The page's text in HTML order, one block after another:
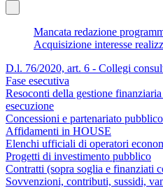
Mancata redazione
Acquisizione interesse
D.l. 76/2020, art. 6 - Collegi
Fase esecutiva
Resoconti della gestione
esecuzione
Concessioni e partenariato
Affidamenti in HOUSE
Elenchi ufficiali di operatori
Progetti di investimento pubblico
Contratti (sopra soglia e finanziati
Sovvenzioni, contributi, sussidi,